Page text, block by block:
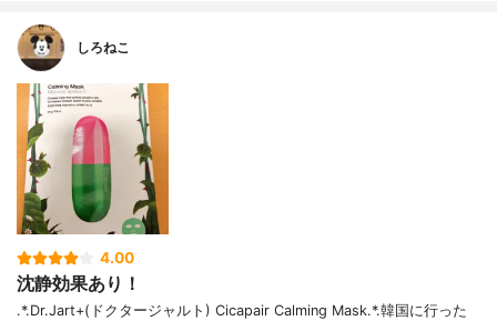
しろねこ
4.00
沈静効果あり！
.*.Dr.Jart+(ドクタージャルト) Cicapair Calming Mask.*.韓国に行った